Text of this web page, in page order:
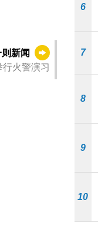
新闻
火警演习
6
7
8
9
10